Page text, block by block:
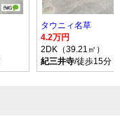
タウニィ名草
4.2万円
2DK（39.21㎡）
紀三井寺/徒歩15分